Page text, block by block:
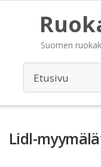
Suomen
Lidl-